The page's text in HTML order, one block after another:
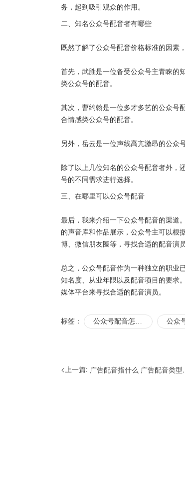
务，起到吸引观众的作用。
二、知名公众号配音者有哪些
既然了解了公众号配音价格标准的因素
首先，武胜是一位备受公众号主青睐的
类公众号的配音。
其次，曹约翰是一位多才多艺的公众号
合情感类公众号的配音。
另外，岳云是一位声线高亢激昂的公众
除了以上几位知名的公众号配音者外，
号的不同需求进行选择。
三、在哪里可以公众号配音
最后，我来介绍一下公众号配音的渠道
的声音库和作品展示，公众号主可以根
博、微信朋友圈等，寻找合适的配音演员
总之，公众号配音作为一种独立的职业
知名度、从业年限以及配音项目的要求
媒体平台来寻找合适的配音演员。
标签： 公众号配音怎么制作
<上一篇: 广告配